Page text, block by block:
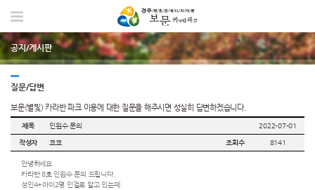
공지/게시판
질문/답변
보문(별빛) 카라반 파크 이용에 대한 질문을 해주시면 성실히 답변하겠습니다.
문/
제목 인원수 문의 2022-07-01
작성자 쿄쿄 조회수 8141
안녕하세요
카라반 8호 인원수 문의 드립니다.
성인4+아이2명 인걸로 알고 있는데